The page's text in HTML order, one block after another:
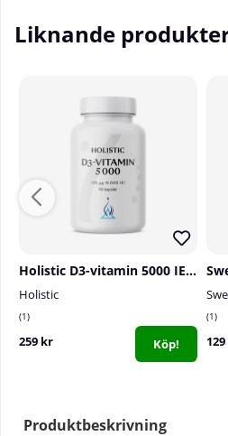
Liknande
Holistic D3-vitamin 5000 IE, 90 caps
Holistic
1
259 kr Köp!
1
Produktbeskrivning